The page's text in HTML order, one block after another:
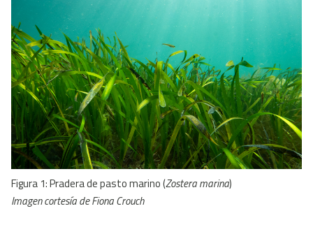
Figura 1: Pradera de pasto marino (Zostera marina)
Imagen cortesía de Fiona Crouch